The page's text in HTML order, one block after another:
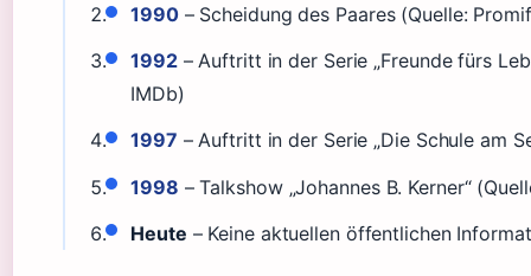
1990– Scheidung des Paares (Quelle:
1992– Auftritt in der Serie „Freunde fürs
IMDb)
1997 – Auftritt in der Serie „Die Schule am
1998 – Talkshow „Johannes B. Kerner“
Heute – Keine aktuellen öffentlichen